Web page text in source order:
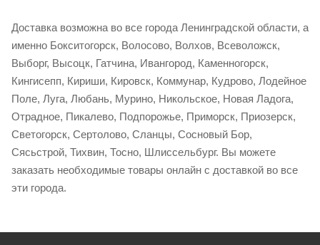
Доставка возможна во все города Ленинградской области, а
именно Бокситогорск, Волосово, Волхов, Всеволожск,
Выборг, Высоцк, Гатчина, Ивангород, Каменногорск,
Кингисепп, Кириши, Кировск, Коммунар, Кудрово, Лодейное
Поле, Луга, Любань, Мурино, Никольское, Новая Ладога,
Отрадное, Пикалево, Подпорожье, Приморск, Приозерск,
Светогорск, Сертолово, Сланцы, Сосновый Бор,
Сясьстрой, Тихвин, Тосно, Шлиссельбург. Вы можете
заказать необходимые товары онлайн с доставкой во все
эти города.